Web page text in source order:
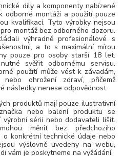
díly a komponenty nabízené
montáži a použití pouze
kvalifikací. Tyto výrobky nejsou
montáž bez odborného dozoru.
výhradně profesionálové s
a to s maximální mírou
pouze pro osoby starší 18 let.
svěřit odbornému servisu.
použití může vést k závadám,
ohrožení zdraví, přičemž
následky nenese odpovědnost.
produktů mají pouze ilustrativní
nebo balení produktu se
sérii nebo dodavateli lišit.
měnit bez předchozího
o konkrétní technické údaje nebo
výslovně uvedeny na webu,
vám je poskytneme na vyžádání.